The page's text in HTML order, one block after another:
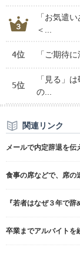
「お気遣
＜...
4位 「ご期待
5位
「見る」
の...
関連リンク
メールで内定辞退を伝
食事の席などで、席の
『若者はなぜ３年で
卒業までアルバイトを